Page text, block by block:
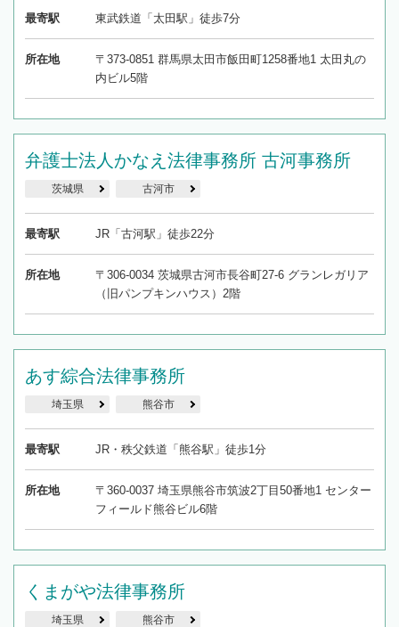
最寄駅 東武鉄道「太田駅」徒歩7分
所在地
〒373-0851 群馬県太田市飯田町1258番地1 太田丸の
内ビル5階
弁護士法人かなえ法律事務所 古河事務所
茨城県 古河市
最寄駅 JR「古河駅」徒歩22分
所在地
〒306-0034 茨城県古河市長谷町27-6 グランレガリア
（旧パンプキンハウス）2階
あす綜合法律事務所
埼玉県 熊谷市
最寄駅 JR・秩父鉄道「熊谷駅」徒歩1分
所在地
〒360-0037 埼玉県熊谷市筑波2丁目50番地1 センター
フィールド熊谷ビル6階
くまがや法律事務所
埼玉県 熊谷市